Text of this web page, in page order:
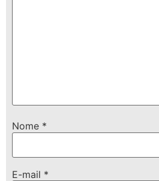
Nome *
E-mail *